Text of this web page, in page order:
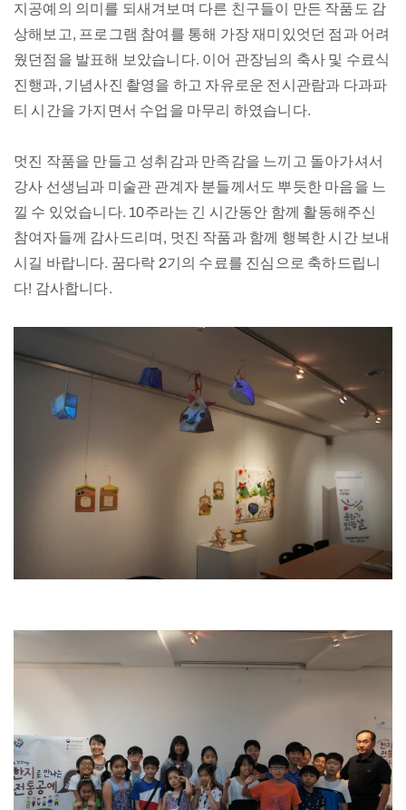
지공예의 의미를 되새겨보며 다른 친구들이 만든 작품도 감
상해보고, 프로그램 참여를 통해 가장 재미있엇던 점과 어려
웠던점을 발표해 보았습니다. 이어 관장님의 축사 및 수료식
진행과, 기념사진 촬영을 하고 자유로운 전시관람과 다과파
티 시간을 가지면서 수업을 마무리 하였습니다.
멋진 작품을 만들고 성취감과 만족감을 느끼고 돌아가셔서
강사 선생님과 미술관 관계자 분들께서도 뿌듯한 마음을 느
낄 수 있었습니다. 10주라는 긴 시간동안 함께 활동해주신
참여자들께 감사드리며, 멋진 작품과 함께 행복한 시간 보내
시길 바랍니다. 꿈다락 2기의 수료를 진심으로 축하드립니
다! 감사합니다.